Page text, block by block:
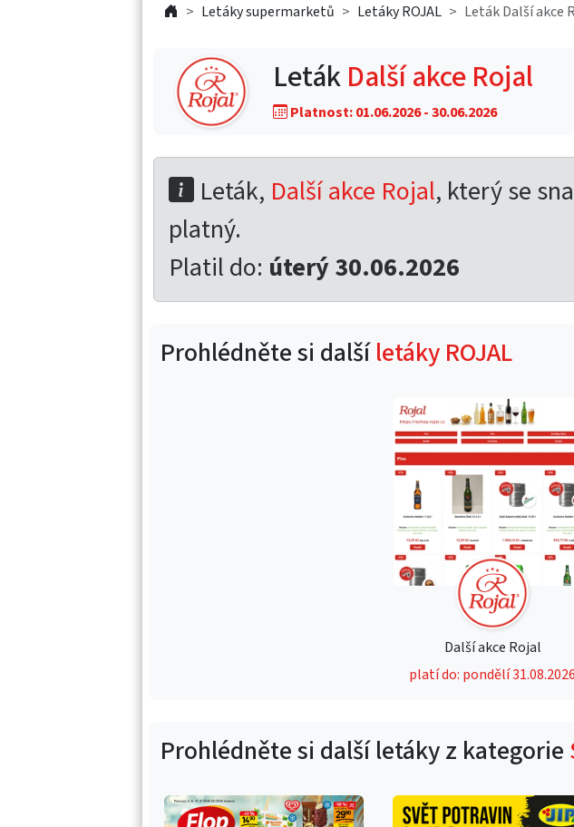
Letáky supermarketů Letáky ROJAL Leták Další akce
LetákDalší akce Rojal
Platnost: 01.06.2026 - 30.06.2026
Leták, Další akce Rojal, který se
platný.
Platil do: úterý 30.06.2026
Prohlédněte si dalšíletáky ROJAL
Další akce Rojal
platí do: pondělí 31.08.2026
Prohlédněte si další letáky z kategorie